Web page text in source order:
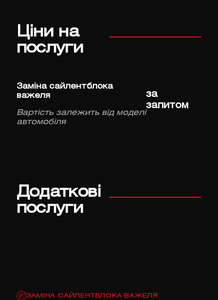
Ціни на
послуги
Заміна сайлентблока
важеля
Вартість залежить від моделі
автомобіля
за
запитом
Додаткові
послуги
✓ ЗАМІНА САЙЛЕНТБЛОКА ВАЖЕЛЯ